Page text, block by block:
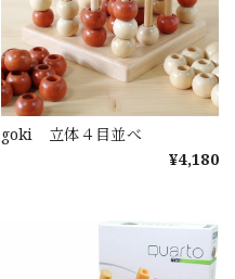
goki 立体４目並べ
¥4,180